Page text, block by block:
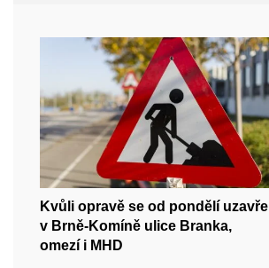
Kvůli opravě se od pondělí uzavře
v Brně-Komíně ulice Branka,
omezí i MHD